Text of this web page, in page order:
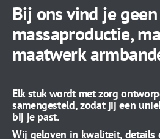
Bij ons vind je geen
massaproductie,
maatwerk
Elk stuk wordt met zorg
samengesteld, zodat jij een
bij je past.
Wij geloven in kwaliteit, details